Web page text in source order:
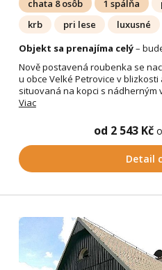
chata 8 osôb 1 spálňa
krb
pri lese
luxusné
Objekt sa prenajíma celý–
Nově postavená roubenka se
u obce Velké Petrovice v blizkosti
situovaná na kopci s nádherným
Viac
od 2 543 Kč
Detail